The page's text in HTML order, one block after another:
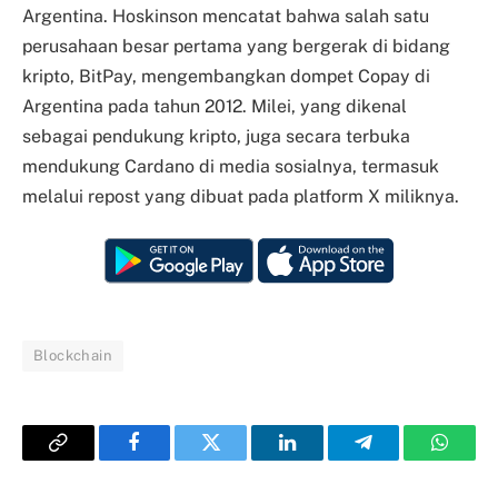
Argentina. Hoskinson mencatat bahwa salah satu
perusahaan besar pertama yang bergerak di bidang
kripto, BitPay, mengembangkan dompet Copay di
Argentina pada tahun 2012. Milei, yang dikenal
sebagai pendukung kripto, juga secara terbuka
mendukung Cardano di media sosialnya, termasuk
melalui repost yang dibuat pada platform X miliknya.
Blockchain
Copy
FacebookTwitter LinkedInTelegram